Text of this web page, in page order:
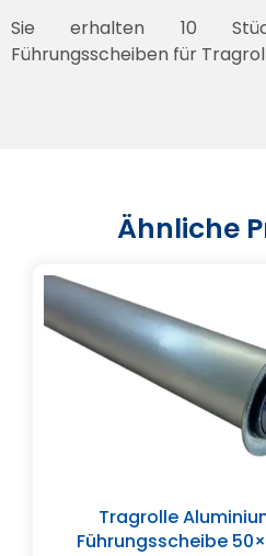
Sie erhalten 10
Führungsscheiben für
Ähnliche
Tragrolle
Führungsscheibe